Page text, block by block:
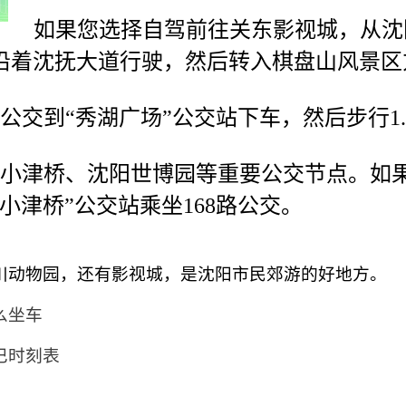
如果您选择自驾前往关东影视城，从
着沈抚大道行驶，然后转入棋盘山风景
交到“秀湖广场”公交站下车，然后步行
津桥、沈阳世博园等重要公交节点。如
津桥”公交站乘坐168路公交。
物园，还有影视城，是沈阳市民郊游的好地方。
坐车
时刻表